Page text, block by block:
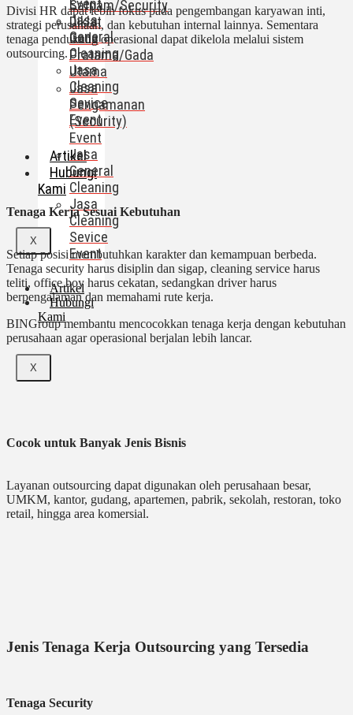
Jasa
General
Cleaning
Jasa
Cleaning
Sevice
Event
Artikel
Hubungi
Kami
X
Satpam/Security
Diklat
Gada
Pratama/Gada
Utama
Jasa
Pengamanan
(Security)
Event
Jasa
General
Cleaning
Jasa
Cleaning
Sevice
Event
Artikel
Hubungi
Kami
X
Divisi HR dapat lebih fokus pada pengembangan karyawan inti,
strategi perusahaan, dan kebutuhan internal lainnya. Sementara
tenaga pendukung operasional dapat dikelola melalui sistem
outsourcing.
Tenaga Kerja Sesuai Kebutuhan
Setiap posisi membutuhkan karakter dan kemampuan berbeda.
Tenaga security harus disiplin dan sigap, cleaning service harus
teliti, office boy harus cekatan, sedangkan driver harus
berpengalaman dan memahami rute kerja.
BINGroup membantu mencocokkan tenaga kerja dengan kebutuhan
perusahaan agar operasional berjalan lebih lancar.
Cocok untuk Banyak Jenis Bisnis
Layanan outsourcing dapat digunakan oleh perusahaan besar,
UMKM, kantor, gudang, apartemen, pabrik, sekolah, restoran, toko
retail, hingga area komersial.
Jenis Tenaga Kerja Outsourcing yang Tersedia
Tenaga Security